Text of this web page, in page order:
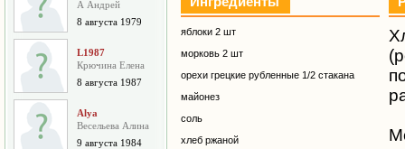
А Андрей
8 августа 1979
L1987
Крючина Елена
8 августа 1987
Alya
Весельева Алина
9 августа 1984
яблоки 2 шт
морковь 2 шт
орехи грецкие рубленные 1/2 стакана
майонез
соль
хлеб ржаной